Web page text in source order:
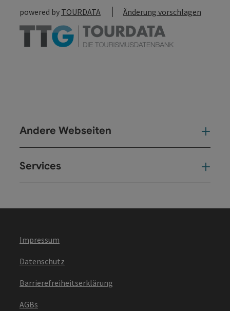
powered by TOURDATA Änderung vorschlagen
Andere Webseiten
Services
Impressum
Datenschutz
Barrierefreiheitserklärung
AGBs